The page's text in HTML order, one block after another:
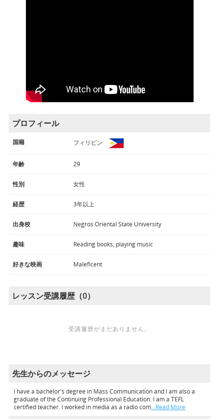
プロフィール
国籍 フィリピン
年齢 29
性別 女性
経歴 3年以上
出身校 Negros Oriental State University
趣味 Reading books, playing music
好きな映画 Maleficent
レッスン受講履歴（0）
受講履歴がまだありません。
先生からのメッセージ
I have a bachelor's degree in Mass Communication and I am also a
graduate of the Continuing Professional Education. I am a TEFL
certified teacher. I worked in media as a radio com…Read More